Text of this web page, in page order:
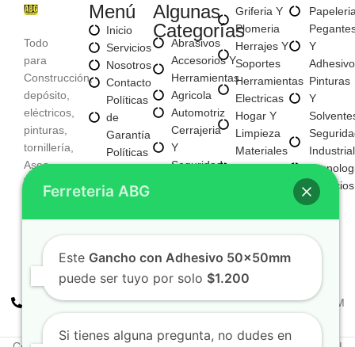
Todo
para
Construcción,
depósito,
eléctricos,
pinturas,
tornillería,
Aseo,
Tecnología,
entre
otros
Menú
Inicio
Servicios
Nosotros
Contacto
Políticas
de
Garantía
Políticas
Privacidad
Algunas
Categorías
Abrasivos
Accesorios Y
Herramientas
Agricola
Automotriz
Cerrajeria
Y
Seguridad
Iluminacion
Fijaciones
Y
Tornilleria
Griferia Y
Plomeria
Herrajes Y
Soportes
Herramientas
Electricas
Hogar Y
Limpieza
Materiales
Para
Construccion
Mayorista
De Negocio
Nuevo
Y
Pinturas
Y
Industrial
Servicios
+57 310 2938411
FERREPINTURASABG123@GMAIL.COM
Ferreteria ABG
Este Gancho con Adhesivo 50x50mm
puede ser tuyo por solo $1.200
Si tienes alguna pregunta, no dudes en